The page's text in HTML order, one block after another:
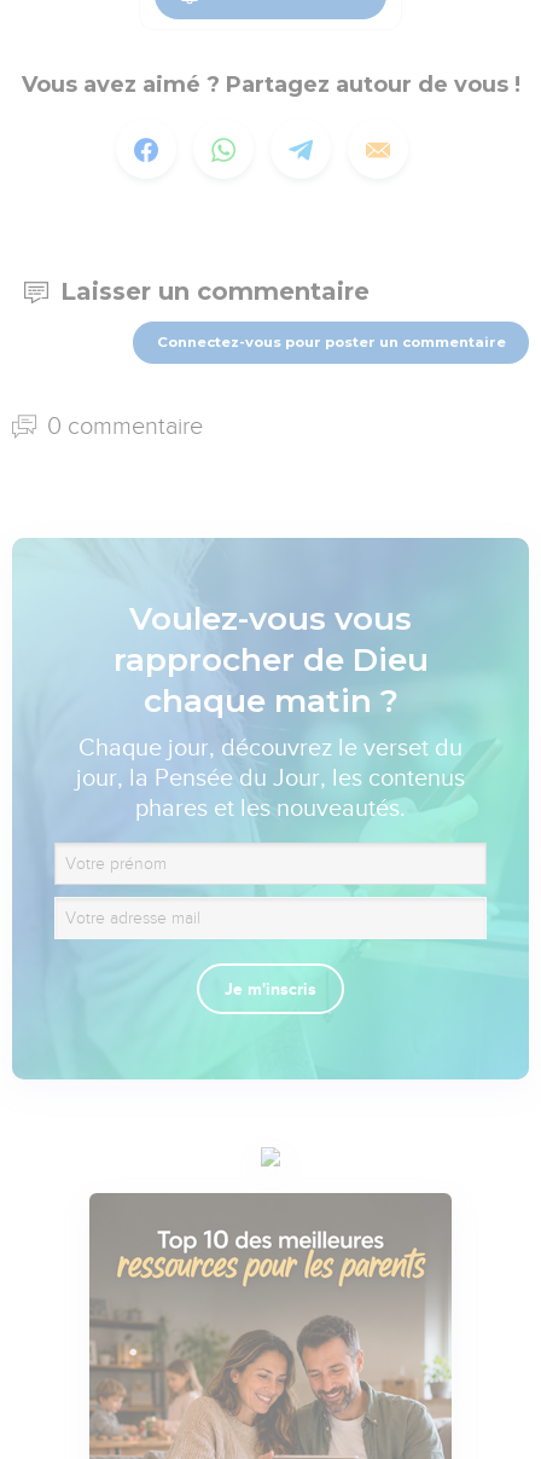
Vous avez aimé ? Partagez autour de vous !
Laisser un commentaire
Connectez-vous pour poster un commentaire
0 commentaire
Voulez-vous vous
rapprocher de Dieu
chaque matin ?
Chaque jour, découvrez le verset du
jour, la Pensée du Jour, les contenus
phares et les nouveautés.
Je m'inscris